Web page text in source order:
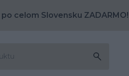
celom Slovensku